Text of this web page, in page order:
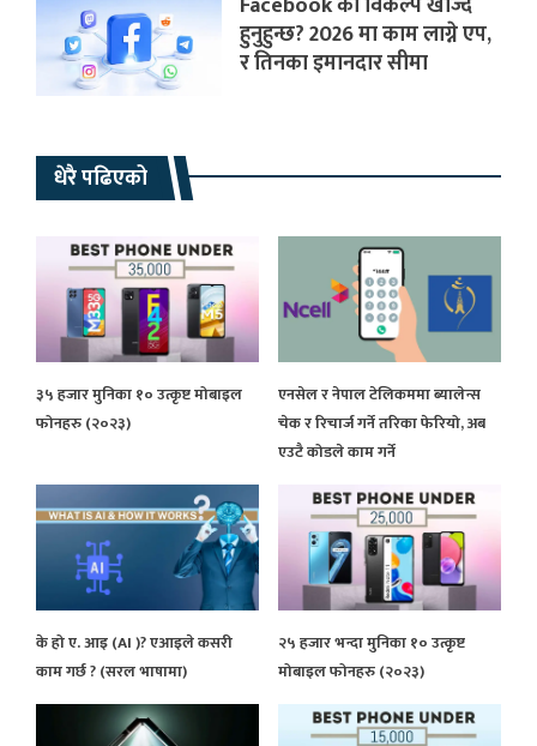
हुनुहुन्छ? 2026 मा काम लाग्ने एप,
र तिनका इमानदार सीमा
धेरै पढिएको
३५ हजार मुनिका १० उत्कृष्ट मोबाइल
फोनहरु (२०२३)
एनसेल र नेपाल टेलिकममा ब्यालेन्स
चेक र रिचार्ज गर्ने तरिका फेरियो, अब
एउटै कोडले काम गर्ने
के हो ए. आइ (AI )? एआइले कसरी
काम गर्छ ? (सरल भाषामा)
२५ हजार भन्दा मुनिका १० उत्कृष्ट
मोबाइल फोनहरु (२०२३)